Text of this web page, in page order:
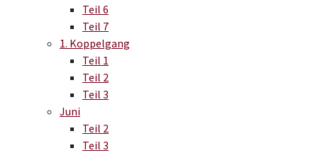
Teil 6
Teil 7
1. Koppelgang
Teil 1
Teil 2
Teil 3
Juni
Teil 2
Teil 3